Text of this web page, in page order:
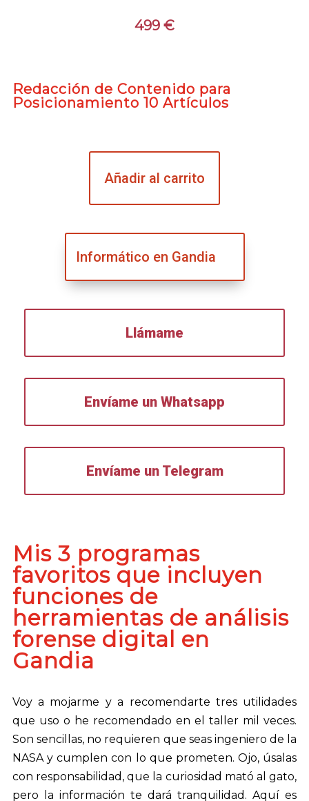
499 €
Redacción de Contenido para
Posicionamiento 10 Artículos
Añadir al carrito
Informático en Gandia
Llámame
Envíame un Whatsapp
Envíame un Telegram
Mis 3 programas
favoritos que incluyen
funciones de
herramientas de análisis
forense digital en
Gandia
Voy a mojarme y a recomendarte tres utilidades
que uso o he recomendado en el taller mil veces.
Son sencillas, no requieren que seas ingeniero de la
NASA y cumplen con lo que prometen. Ojo, úsalas
con responsabilidad, que la curiosidad mató al gato,
pero la información te dará tranquilidad. Aquí es